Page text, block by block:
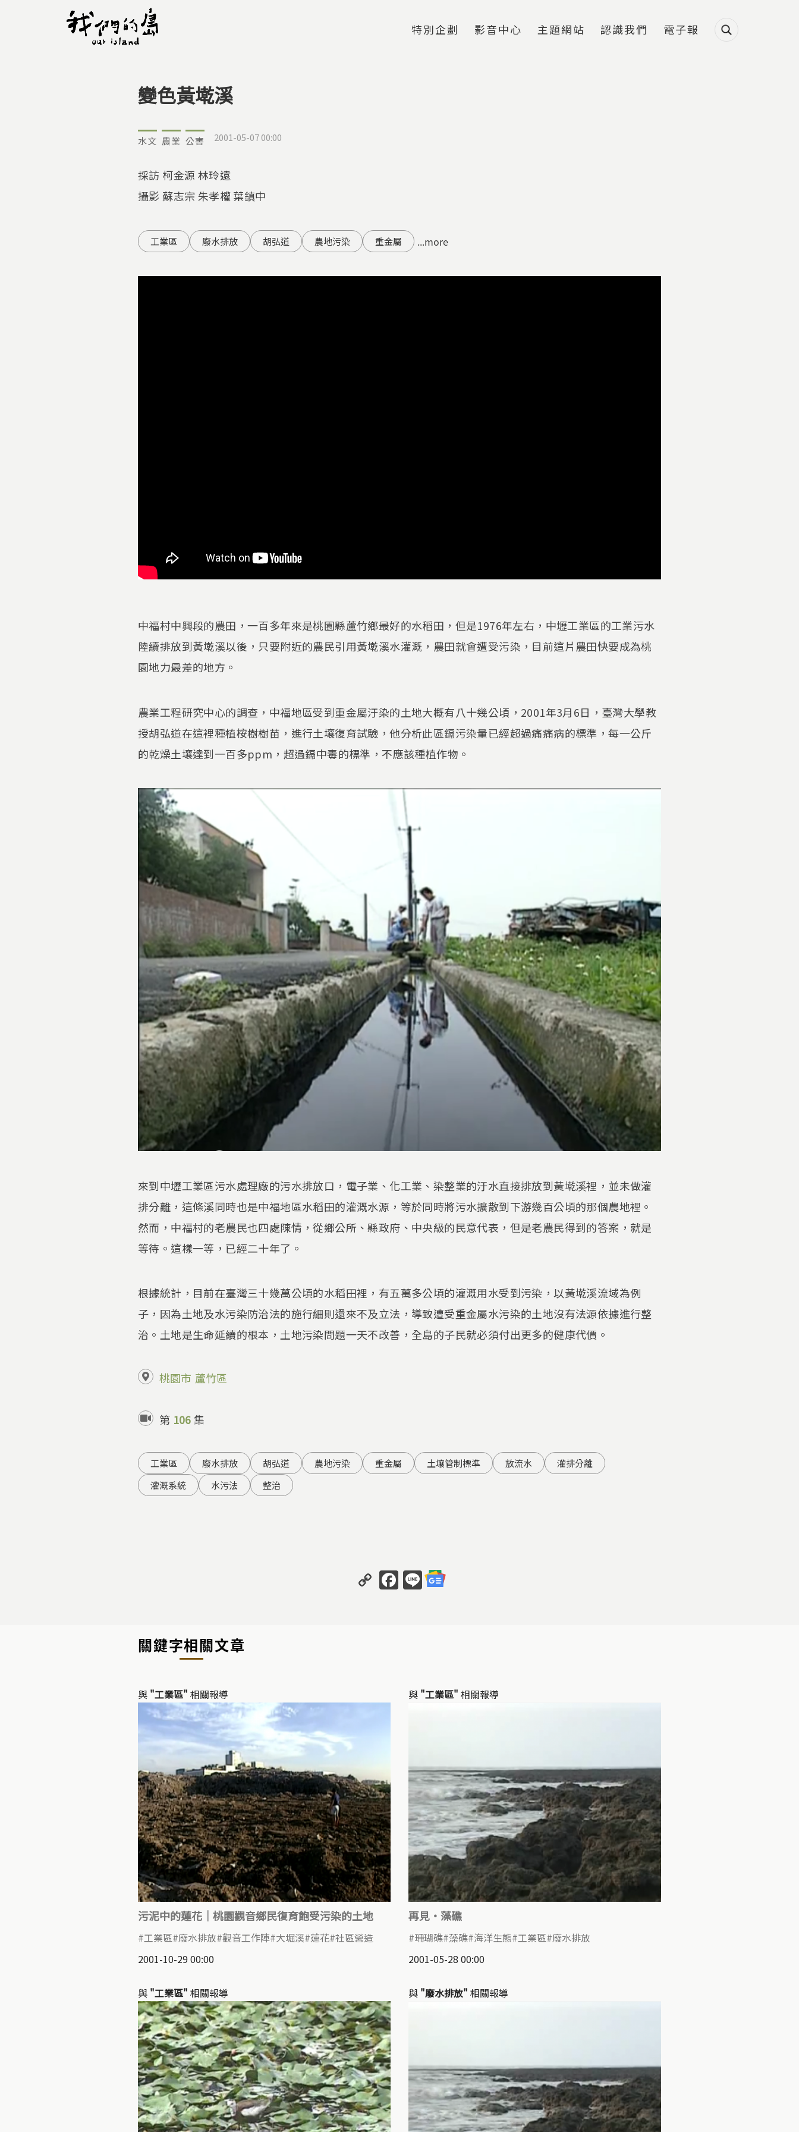
特別企劃 影音中心 主題網站 認識我們 電子報
您在這裡
變色黃墘溪
水文 農業 公害 2001-05-07 00:00
採訪 柯金源 林玲遠
攝影 蘇志宗 朱孝權 葉鎮中
工業區 廢水排放 胡弘道 農地污染 重金屬 ...more
中福村中興段的農田，一百多年來是桃園縣蘆竹鄉最好的水稻田，但是1976年左右，中壢工業區的工業污水
陸續排放到黃墘溪以後，只要附近的農民引用黃墘溪水灌溉，農田就會遭受污染，目前這片農田快要成為桃
園地力最差的地方。
農業工程研究中心的調查，中福地區受到重金屬汙染的土地大概有八十幾公頃，2001年3月6日，臺灣大學教
授胡弘道在這裡種植桉樹樹苗，進行土壤復育試驗，他分析此區鎘污染量已經超過痛痛病的標準，每一公斤
的乾燥土壤達到一百多ppm，超過鎘中毒的標準，不應該種植作物。
來到中壢工業區污水處理廠的污水排放口，電子業、化工業、染整業的汙水直接排放到黃墘溪裡，並未做灌
排分離，這條溪同時也是中福地區水稻田的灌溉水源，等於同時將污水擴散到下游幾百公頃的那個農地裡。
然而，中福村的老農民也四處陳情，從鄉公所、縣政府、中央級的民意代表，但是老農民得到的答案，就是
等待。這樣一等，已經二十年了。
根據統計，目前在臺灣三十幾萬公頃的水稻田裡，有五萬多公頃的灌溉用水受到污染，以黃墘溪流域為例
子，因為土地及水污染防治法的施行細則還來不及立法，導致遭受重金屬水污染的土地沒有法源依據進行整
治。土地是生命延續的根本，土地污染問題一天不改善，全島的子民就必須付出更多的健康代價。
桃園市 蘆竹區
第 106集
工業區 廢水排放 胡弘道 農地污染 重金屬 土壤管制標準 放流水
灌排分離
灌溉系統
水污法 整治
Copy
Link
Facebook
Line
關鍵字相關文章
與 "工業區" 相關報導
污泥中的蓮花｜桃園觀音鄉民復育飽受污染的土地
工業區 廢水排放 觀音工作陣 大堀溪 蓮花 社區營造
2001-10-29 00:00
與 "工業區" 相關報導
再見‧藻礁
珊瑚礁 藻礁 海洋生態 工業區 廢水排放
2001-05-28 00:00
與 "工業區" 相關報導 與 "廢水排放" 相關報導